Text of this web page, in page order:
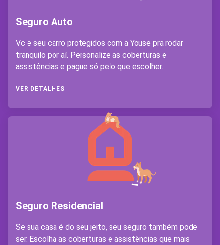
Seguro Auto
Vc e seu carro protegidos com a Youse pra rodar
tranquilo por aí. Personalize as coberturas e
assistências e pague só pelo que escolher.
VER DETALHES
Seguro Residencial
Se sua casa é do seu jeito, seu seguro também pode
ser. Escolha as coberturas e assistências que mais